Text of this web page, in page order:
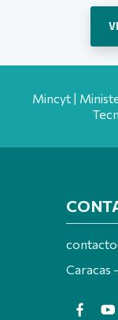
Mincyt |
Caracas